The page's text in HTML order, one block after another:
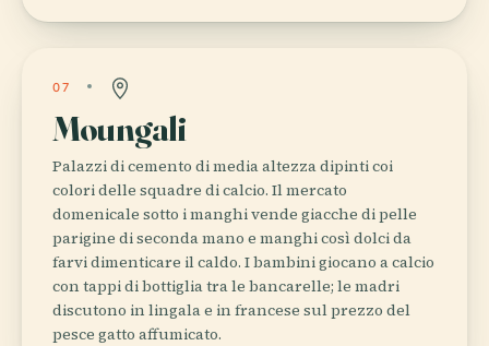
07
Moungali
Palazzi di cemento di media altezza dipinti coi
colori delle squadre di calcio. Il mercato
domenicale sotto i manghi vende giacche di pelle
parigine di seconda mano e manghi così dolci da
farvi dimenticare il caldo. I bambini giocano a calcio
con tappi di bottiglia tra le bancarelle; le madri
discutono in lingala e in francese sul prezzo del
pesce gatto affumicato.